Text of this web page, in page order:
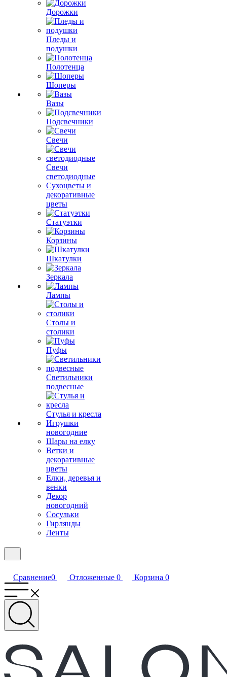
Дорожки
Пледы и
подушки
Полотенца
Шоперы
Вазы
Подсвечники
Свечи
Свечи
светодиодные
Сухоцветы и
декоративные
цветы
Статуэтки
Корзины
Шкатулки
Зеркала
Лампы
Столы и
столики
Пуфы
Светильники
подвесные
Стулья и кресла
Игрушки
новогодние
Шары на елку
Ветки и
декоративные
цветы
Елки, деревья и
венки
Декор
новогодний
Сосульки
Гирлянды
Ленты
Сравнение0 Отложенные 0 Корзина 0